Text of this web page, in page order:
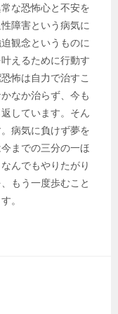
な恐怖心と不安を
障害という病気に
観念というものに
えるために行動す
怖は自力で治すこ
なか治らず、今も
しています。そん
病気に負けず夢を
までの三分の一ほ
んでもやりたがり
もう一度歩むこと
。